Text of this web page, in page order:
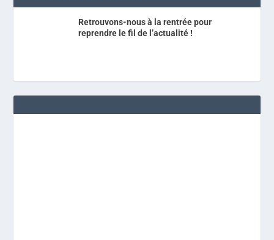
Retrouvons-nous à la rentrée pour
reprendre le fil de l’actualité !